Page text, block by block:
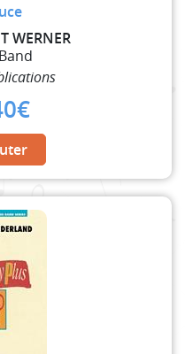
WERNER
€